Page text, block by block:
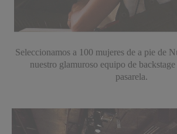
Seleccionamos a 100 mujeres de a pie de
nuestro glamuroso equipo de
pasarela.